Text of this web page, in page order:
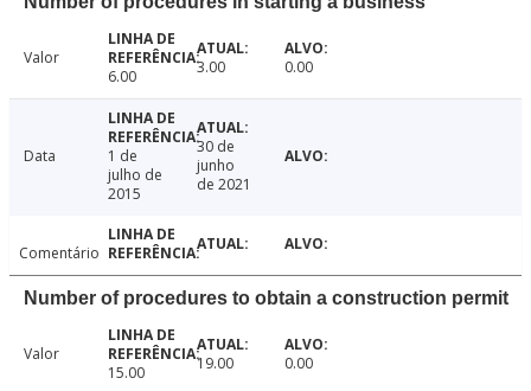
Valor
6.00
3.00 0.00
Data
1 de
julho de
2015
30 de
junho
de 2021
Comentário
Number of procedures to obtain a construction permit
Valor
15.00
19.00 0.00